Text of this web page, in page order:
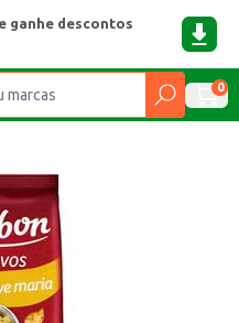
ganhe descontos
0